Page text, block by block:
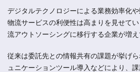
デジタルテクノロジーによる業務効率化や
物流サービスの利便性は高まりを見せて
流アウトソーシングに移行する企業が増え
従来は委託先との情報共有の課題が挙げ
ュニケーションツール導入などにより、